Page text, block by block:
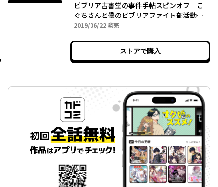
ビブリア古書堂の事件手帖スピンオフ こ
ぐちさんと僕のビブリアファイト部活動日
誌 2
2019/06/222019年06月22日
発売
ストアで購入